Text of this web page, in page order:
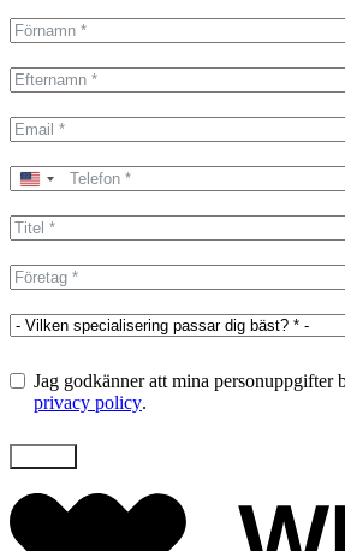
United
+1
Jag godkänner att mina personuppgifter
privacy policy.